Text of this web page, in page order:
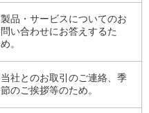
製品・サービスについてのお
問い合わせにお答えするた
め。
当社とのお取引のご連絡、季
節のご挨拶等のため。